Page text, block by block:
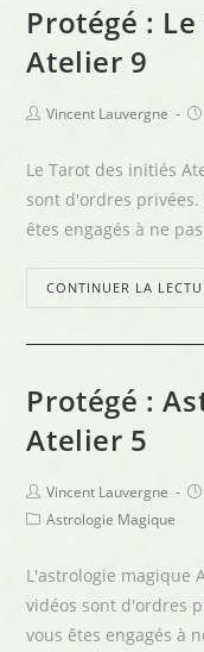
Protégé :
Atelier 9
Vincent Lauvergne
Le Tarot des initiés
sont d'ordres privées.
êtes engagés à ne
CONTINUER LA
Protégé :
Atelier 5
Vincent Lauvergne
Astrologie Magique
L'astrologie magique
vidéos sont d'ordres
vous êtes engagés à